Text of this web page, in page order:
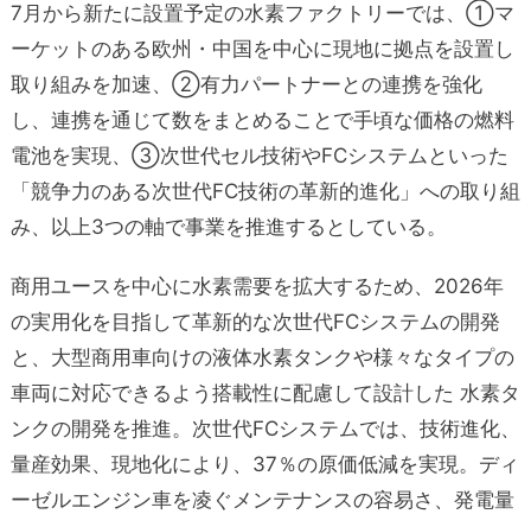
7月から新たに設置予定の水素ファクトリーでは、①マ
ーケットのある欧州・中国を中心に現地に拠点を設置し
取り組みを加速、②有力パートナーとの連携を強化
し、 連携を通じて数をまとめることで手頃な価格の燃料
電池を実現、③次世代セル技術やFCシステムといった
「競争力のある次世代FC技術の革新的進化」への取り組
み、以上3つの軸で事業を推進するとしている。
商用ユースを中心に水素需要を拡大するため、2026年
の実用化を目指して革新的な次世代FCシステムの開発
と、大型商用車向けの液体水素タンクや様々なタイプの
車両に対応できるよう搭載性に配慮して設計した 水素タ
ンクの開発を推進。 次世代FCシステムでは、技術進化、
量産効果、現地化により、37％の原価低減を実現。ディ
ーゼルエンジン車を凌ぐメンテナンスの容易さ、発電量